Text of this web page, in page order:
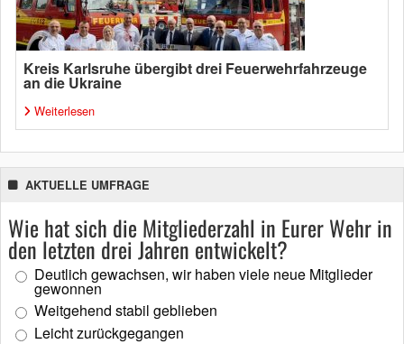
Kreis Karlsruhe übergibt drei Feuerwehrfahrzeuge
an die Ukraine
Weiterlesen
AKTUELLE UMFRAGE
Wie hat sich die Mitgliederzahl in Eurer Wehr in
den letzten drei Jahren entwickelt?
Deutlich gewachsen, wir haben viele neue Mitglieder
gewonnen
Weitgehend stabil geblieben
Leicht zurückgegangen